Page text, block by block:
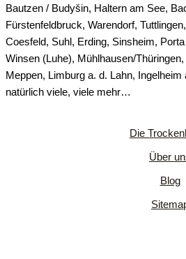
Bautzen / Budyšin, Haltern am See,
Fürstenfeldbruck, Warendorf,
Coesfeld, Suhl, Erding, Sinsheim,
Winsen (Luhe), Mühlhausen/
Meppen, Limburg a. d. Lahn,
natürlich viele, viele mehr…
Die
Über
Blog